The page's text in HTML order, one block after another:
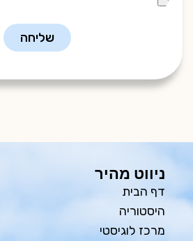
שליחה
ניווט מהיר
דף הבית
היסטוריה
מרכז לוגיסטי